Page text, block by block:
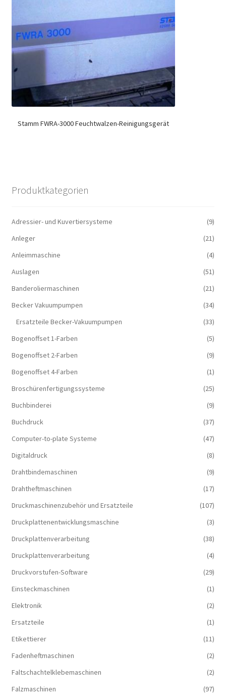
Stamm FWRA-3000 Feuchtwalzen-Reinigungsgerät
Produktkategorien
Adressier- und Kuvertiersysteme
(9)
Anleger
(21)
Anleimmaschine
(4)
Auslagen
(51)
Banderoliermaschinen
(21)
Becker Vakuumpumpen
(34)
Ersatzteile Becker-Vakuumpumpen
(33)
Bogenoffset 1-Farben
(5)
Bogenoffset 2-Farben
(9)
Bogenoffset 4-Farben
(1)
Broschürenfertigungssysteme
(25)
Buchbinderei
(9)
Buchdruck
(37)
Computer-to-plate Systeme
(47)
Digitaldruck
(8)
Drahtbindemaschinen
(9)
Drahtheftmaschinen
(17)
Druckmaschinenzubehör und Ersatzteile
(107)
Druckplattenentwicklungsmaschine
(3)
Druckplattenverarbeitung
(38)
Druckplattenverarbeitung
(4)
Druckvorstufen-Software
(29)
Einsteckmaschinen
(1)
Elektronik
(2)
Ersatzteile
(1)
Etikettierer
(11)
Fadenheftmaschinen
(2)
Faltschachtelklebemaschinen
(2)
Falzmaschinen
(97)